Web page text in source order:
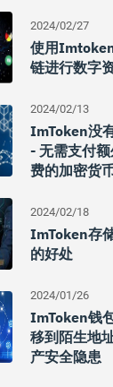
2024/02/27
使用
链进行数字
2024/02/13
ImToken没
- 无需支付
费的加密货
2024/02/18
ImToken存
的好处
2024/01/26
ImToken钱
移到陌生地
产安全隐患